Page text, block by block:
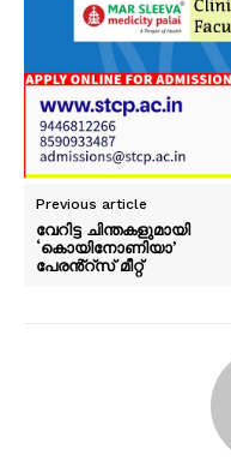
Previous article
വേറിട്ട ചിന്തകളുമായി
‘കൊയിനോണിയാ’
പേരൻ്റ്സ് മീറ്റ്